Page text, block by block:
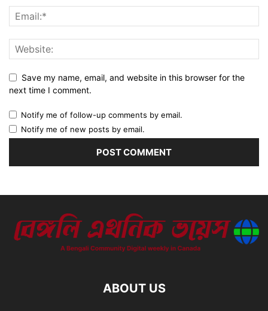
Save my name, email, and website in this browser for the
next time I comment.
Notify me of follow-up comments by email.
Notify me of new posts by email.
ABOUT US